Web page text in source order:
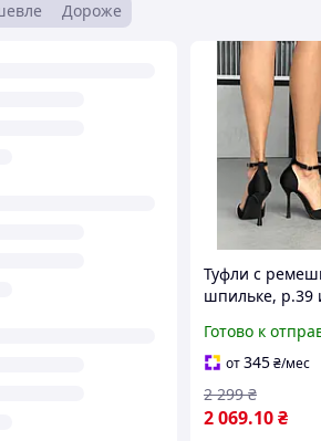
Дороже
Туфли с
шпильке, р.39
Готово к
от345₴/мес
2 069.10₴
2 299 ₴